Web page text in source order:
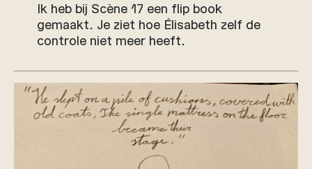
Ik heb bij Scène 17 een flip book
gemaakt. Je ziet hoe Élisabeth zelf de
controle niet meer heeft.